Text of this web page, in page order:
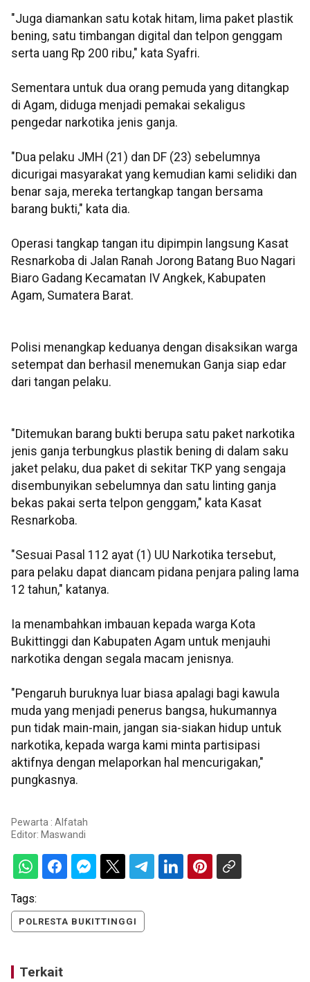
"Juga diamankan satu kotak hitam, lima paket plastik
bening, satu timbangan digital dan telpon genggam
serta uang Rp 200 ribu," kata Syafri.
Sementara untuk dua orang pemuda yang ditangkap
di Agam, diduga menjadi pemakai sekaligus
pengedar narkotika jenis ganja.
"Dua pelaku JMH (21) dan DF (23) sebelumnya
dicurigai masyarakat yang kemudian kami selidiki dan
benar saja, mereka tertangkap tangan bersama
barang bukti," kata dia.
Operasi tangkap tangan itu dipimpin langsung Kasat
Resnarkoba di Jalan Ranah Jorong Batang Buo Nagari
Biaro Gadang Kecamatan IV Angkek, Kabupaten
Agam, Sumatera Barat.
Polisi menangkap keduanya dengan disaksikan warga
setempat dan berhasil menemukan Ganja siap edar
dari tangan pelaku.
"Ditemukan barang bukti berupa satu paket narkotika
jenis ganja terbungkus plastik bening di dalam saku
jaket pelaku, dua paket di sekitar TKP yang sengaja
disembunyikan sebelumnya dan satu linting ganja
bekas pakai serta telpon genggam," kata Kasat
Resnarkoba.
"Sesuai Pasal 112 ayat (1) UU Narkotika tersebut,
para pelaku dapat diancam pidana penjara paling lama
12 tahun," katanya.
Ia menambahkan imbauan kepada warga Kota
Bukittinggi dan Kabupaten Agam untuk menjauhi
narkotika dengan segala macam jenisnya.
"Pengaruh buruknya luar biasa apalagi bagi kawula
muda yang menjadi penerus bangsa, hukumannya
pun tidak main-main, jangan sia-siakan hidup untuk
narkotika, kepada warga kami minta partisipasi
aktifnya dengan melaporkan hal mencurigakan,"
pungkasnya.
Pewarta : Alfatah
Editor: Maswandi
Tags:
POLRESTA BUKITTINGGI
Terkait